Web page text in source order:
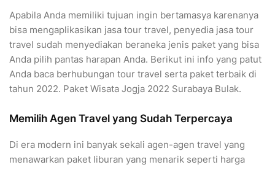
Apabila Anda memiliki tujuan ingin bertamasya karenanya
bisa mengaplikasikan jasa tour travel, penyedia jasa tour
travel sudah menyediakan beraneka jenis paket yang bisa
Anda pilih pantas harapan Anda. Berikut ini info yang patut
Anda baca berhubungan tour travel serta paket terbaik di
tahun 2022. Paket Wisata Jogja 2022 Surabaya Bulak.
Memilih Agen Travel yang Sudah Terpercaya
Di era modern ini banyak sekali agen-agen travel yang
menawarkan paket liburan yang menarik seperti harga